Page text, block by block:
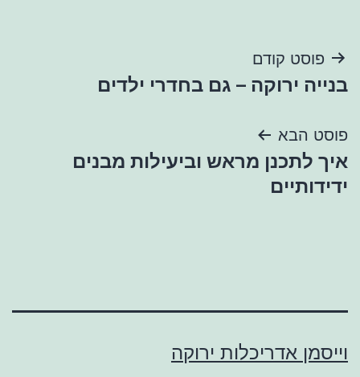
ניווט
פוסט קודם
בנייה ירוקה – גם בחדרי ילדים
פוסט הבא
איך לתכנן מראש וביעילות מבנים
ידידותיים
וייסמן אדריכלות ירוקה